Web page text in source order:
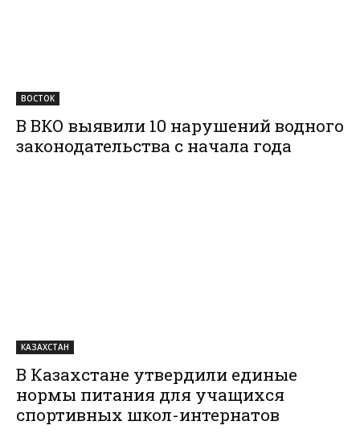
ВОСТОК
В ВКО выявили 10 нарушений водного
законодательства с начала года
КАЗАХСТАН
В Казахстане утвердили единые
нормы питания для учащихся
спортивных школ-интернатов